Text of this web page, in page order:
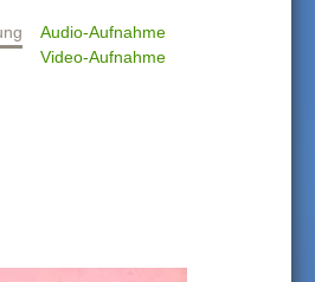
Audio-Aufnahme
Video-Aufnahme